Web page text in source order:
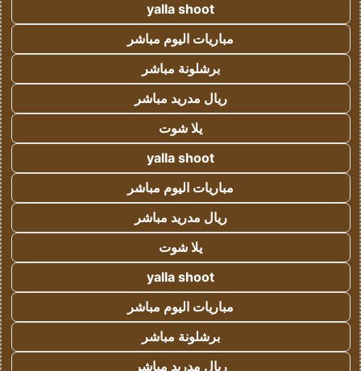
yalla shoot
مباريات اليوم مباشر
برشلونة مباشر
ريال مدريد مباشر
يلا شوت
yalla shoot
مباريات اليوم مباشر
ريال مدريد مباشر
يلا شوت
yalla shoot
مباريات اليوم مباشر
برشلونة مباشر
ريال مدريد مباشر